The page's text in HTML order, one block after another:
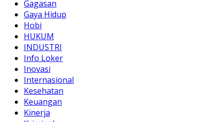
Gagasan
Gaya Hidup
Hobi
HUKUM
INDUSTRI
Info Loker
Inovasi
Internasional
Kesehatan
Keuangan
Kinerja